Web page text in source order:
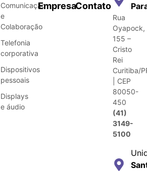
Comunicação
e
Colaboração
Telefonia
corporativa
Dispositivos
pessoais
Displays
e áudio
EmpresaContato
Rua
Oyapock,
155 –
Cristo
Rei
Curitiba/
| CEP
80050-
450
(41)
3149-
5100